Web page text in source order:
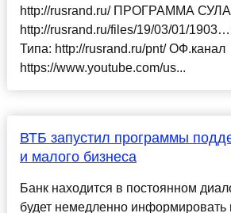
http://rusrand.ru/ ПРОГРАММА
http://rusrand.ru/files/19/03/01/
Типа: http://rusrand.ru/pnt/ ОФ.канал
https://www.youtube.com/us...
ВТБ запустил программы
и малого бизнеса
Банк находится в постоянном
будет немедленно информировать